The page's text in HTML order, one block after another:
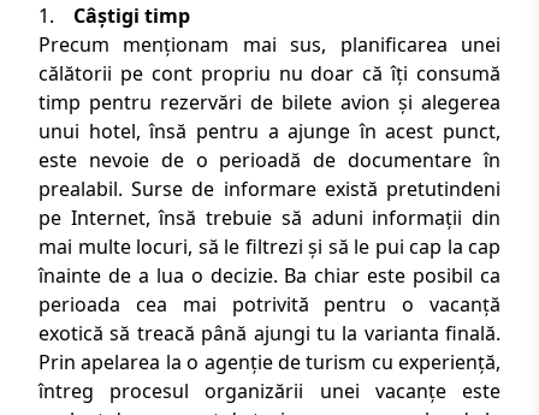
1. Câștigi timp
Precum menționam mai sus, planificarea unei
călătorii pe cont propriu nu doar că îți consumă
timp pentru rezervări de bilete avion și alegerea
unui hotel, însă pentru a ajunge în acest punct,
este nevoie de o perioadă de documentare în
prealabil. Surse de informare există pretutindeni
pe Internet, însă trebuie să aduni informații din
mai multe locuri, să le filtrezi și să le pui cap la cap
înainte de a lua o decizie. Ba chiar este posibil ca
perioada cea mai potrivită pentru o vacanță
exotică să treacă până ajungi tu la varianta finală.
Prin apelarea la o agenție de turism cu experiență,
întreg procesul organizării unei vacanțe este